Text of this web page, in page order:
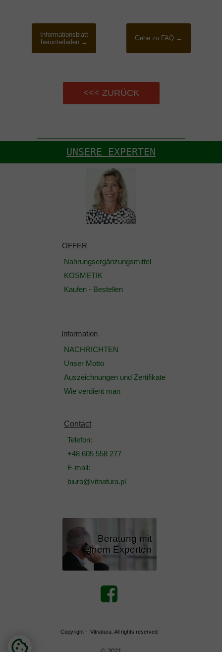
Informationsblatt
herunterladen →
Gehe zu FAQ →
<<< ZURÜCK
UNSERE EXPERTEN
OFFER
Nahrungsergänzungsmittel
KOSMETIK
Kaufen - Bestellen
Information
NACHRICHTEN
Unser Motto
Auszeichnungen und Zertifikate
Wie verdient man
Contact
Telefon:
+48 605 558 277
E-mail:
biuro@vitnatura.pl
Beratung mit
einem Experten
Copyright - Vitnatura. All rights reserved